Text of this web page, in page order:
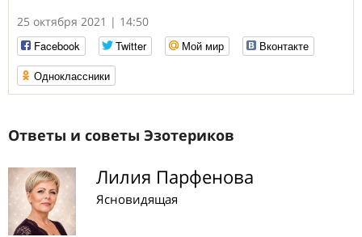
25 октября 2021 | 14:50
Facebook
Twitter Мой мир
Вконтакте
Одноклассники
Ответы и советы Эзотериков
Лилия Парфенова
Ясновидящая